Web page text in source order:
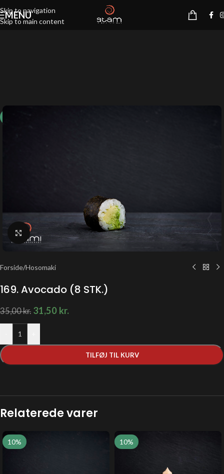
Skip to navigation
Skip to main content
MENU
Klik for at forstørre
Forside/Hosomaki
169. Avocado (8 STK.)
35,00kr. 31,50 kr.
TILFØJ TIL KURV
Relaterede varer
10% 10%